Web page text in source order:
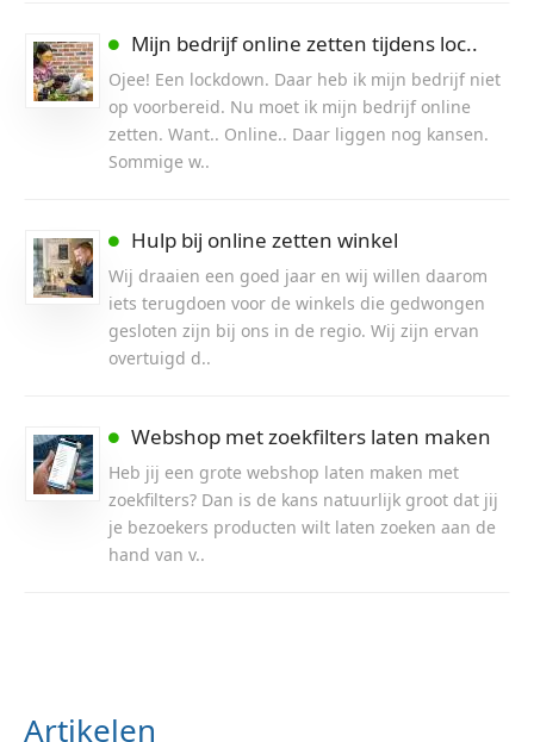
Mijn bedrijf online zetten tijdens loc..
Ojee! Een lockdown. Daar heb ik mijn bedrijf niet
op voorbereid. Nu moet ik mijn bedrijf online
zetten. Want.. Online.. Daar liggen nog kansen.
Sommige w..
Hulp bij online zetten winkel
Wij draaien een goed jaar en wij willen daarom
iets terugdoen voor de winkels die gedwongen
gesloten zijn bij ons in de regio. Wij zijn ervan
overtuigd d..
Webshop met zoekfilters laten maken
Heb jij een grote webshop laten maken met
zoekfilters? Dan is de kans natuurlijk groot dat jij
je bezoekers producten wilt laten zoeken aan de
hand van v..
Artikelen